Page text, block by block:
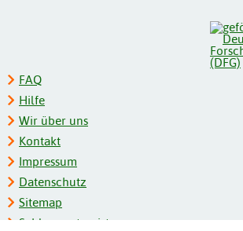
FAQ
Hilfe
Wir über uns
Kontakt
Impressum
Datenschutz
Sitemap
Schlagwortregister